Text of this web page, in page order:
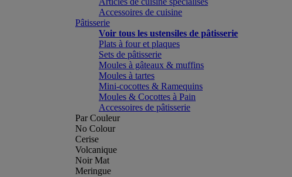
Accessoires de cuisine
Pâtisserie
Voir tous les ustensiles de pâtisserie
Plats à four et plaques
Sets de pâtisserie
Moules à gâteaux & muffins
Moules à tartes
Mini-cocottes & Ramequins
Moules & Cocottes à Pain
Accessoires de pâtisserie
Par Couleur
No Colour
Cerise
Volcanique
Noir Mat
Meringue